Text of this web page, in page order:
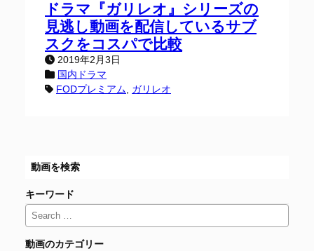
ドラマ『ガリレオ』シリーズの
見逃し動画を配信しているサブ
スクをコスパで比較
2019年2月3日
国内ドラマ
FODプレミアム
ガリレオ
動画を検索
キーワード
動画のカテゴリー